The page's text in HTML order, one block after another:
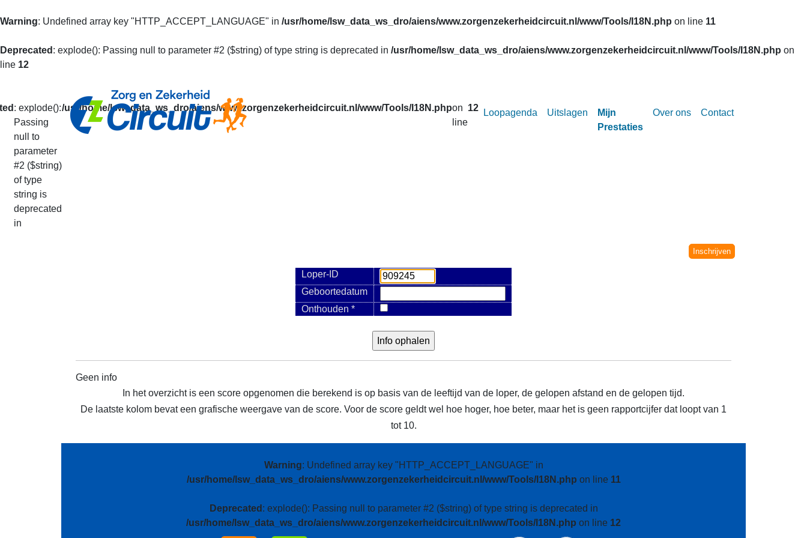
Warning: Undefined array key "HTTP_ACCEPT_LANGUAGE" in /usr/home/lsw_data_ws_dro/aiens/www.zorgenzekerheidcircuit.nl/www/Tools/I18N.php on line 11
Deprecated : explode(): Passing null to parameter #2 ($string) of type string is deprecated in /usr/home/lsw_data_ws_dro/aiens/www.zorgenzekerheidcircuit.nl/www/Tools/I18N.php on
line 12
: explode():
Passing
null to
parameter
#2 ($string)
of type
string is
deprecated
in
/usr/home/lsw_data_ws_dro/aiens/www.zorgenzekerheidcircuit.nl/www/Tools/I18N.phpon
line
12 Loopagenda Uitslagen
Mijn
Prestaties
Over ons Contact
Inschrijven
Loper-ID
Geboortedatum
Onthouden *
Geen info
In het overzicht is een score opgenomen die berekend is op basis van de leeftijd van de loper, de gelopen afstand en de gelopen tijd.
De laatste kolom bevat een grafische weergave van de score. Voor de score geldt wel hoe hoger, hoe beter, maar het is geen rapportcijfer dat loopt van 1
tot 10.
Warning: Undefined array key "HTTP_ACCEPT_LANGUAGE" in
/usr/home/lsw_data_ws_dro/aiens/www.zorgenzekerheidcircuit.nl/www/Tools/I18N.php on line 11
Deprecated : explode(): Passing null to parameter #2 ($string) of type string is deprecated in
/usr/home/lsw_data_ws_dro/aiens/www.zorgenzekerheidcircuit.nl/www/Tools/I18N.php on line 12